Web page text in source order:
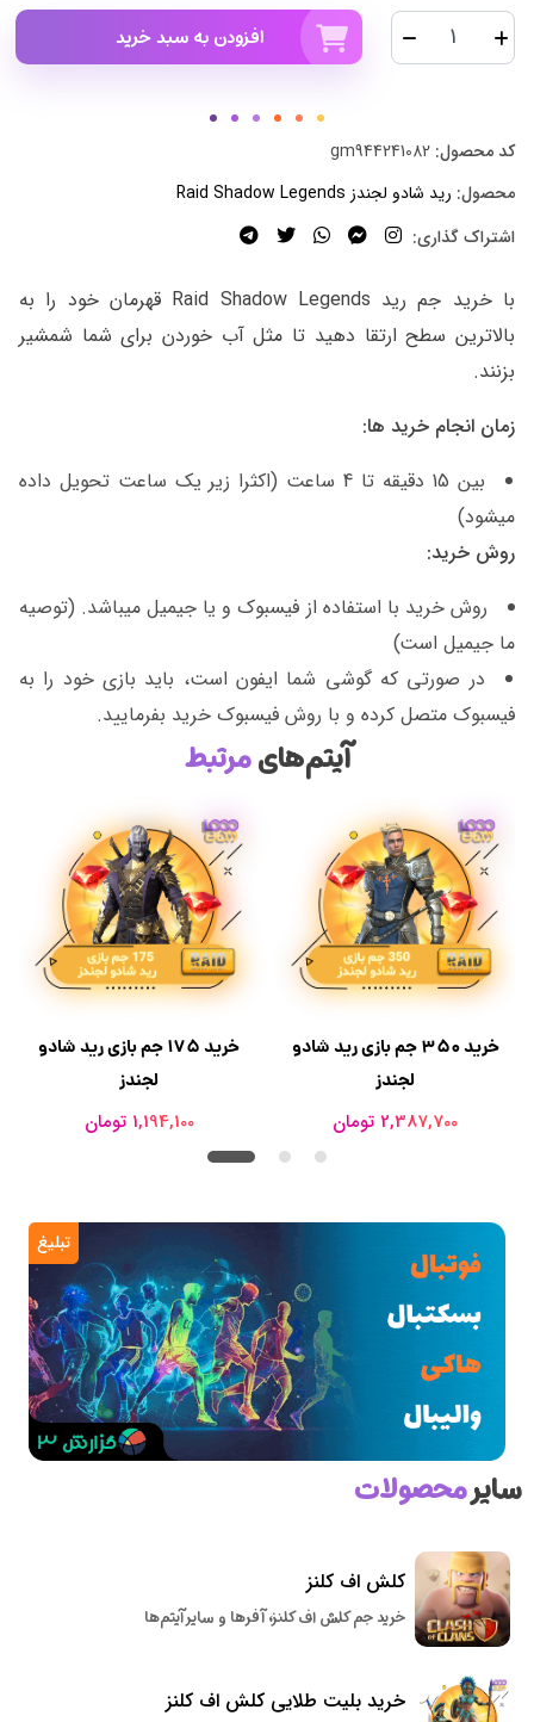
افزودن به سبد خرید
کد محصول:
محصول: رید شادو لجندز Raid Shadow Legends
اشتراک گذاری:
با خرید جم رید Raid Shadow Legends قهرمان خود را به
بالاترین سطح ارتقا دهید تا مثل آب خوردن برای شما شمشیر
بزنند.
زمان انجام خرید ها:
بین 15 دقیقه تا 4 ساعت (اکثرا زیر یک ساعت تحویل داده
میشود)
روش خرید:
روش خرید با استفاده از فیسبوک و یا جیمیل میباشد. (توصیه
ما جیمیل است)
در صورتی که گوشی شما ایفون است، باید بازی خود را به
فیسبوک متصل کرده و با روش فیسبوک خرید بفرمایید.
آیتم‌هایمرتبط
خرید 175 جم بازی رید شادو
لجندز
1,194,100 تومان
خرید 350 جم بازی رید شادو
لجندز
2,387,700 تومان
تبلیغ
سایرمحصولات
کلش اف کلنز
خرید جم کلش اف کلنز، آفرها و سایر آیتم‌ها
خرید بلیت طلایی کلش اف کلنز